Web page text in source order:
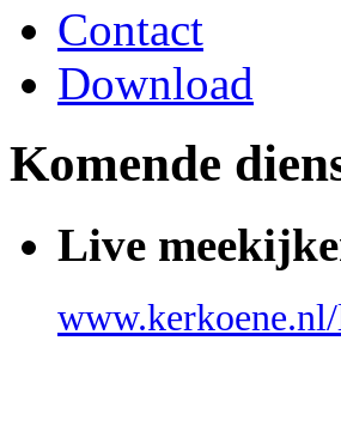
Contact
Download
Komende
Live